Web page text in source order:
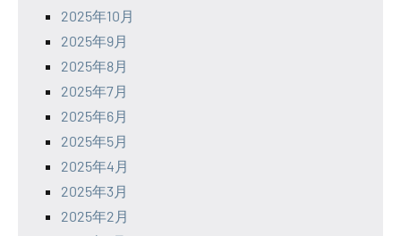
2025年10月
2025年9月
2025年8月
2025年7月
2025年6月
2025年5月
2025年4月
2025年3月
2025年2月